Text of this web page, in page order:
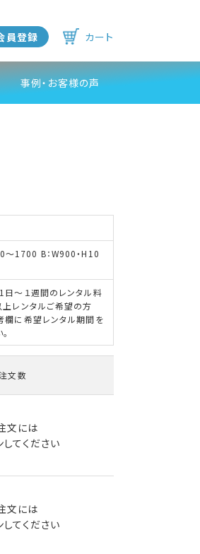
員登録 カート
事例・お客様の声
～1700 B：W900・H10
～１週間のレンタル料
上レンタルご希望の方
欄に希望レンタル期間を
文数
文には
してください
文には
してください